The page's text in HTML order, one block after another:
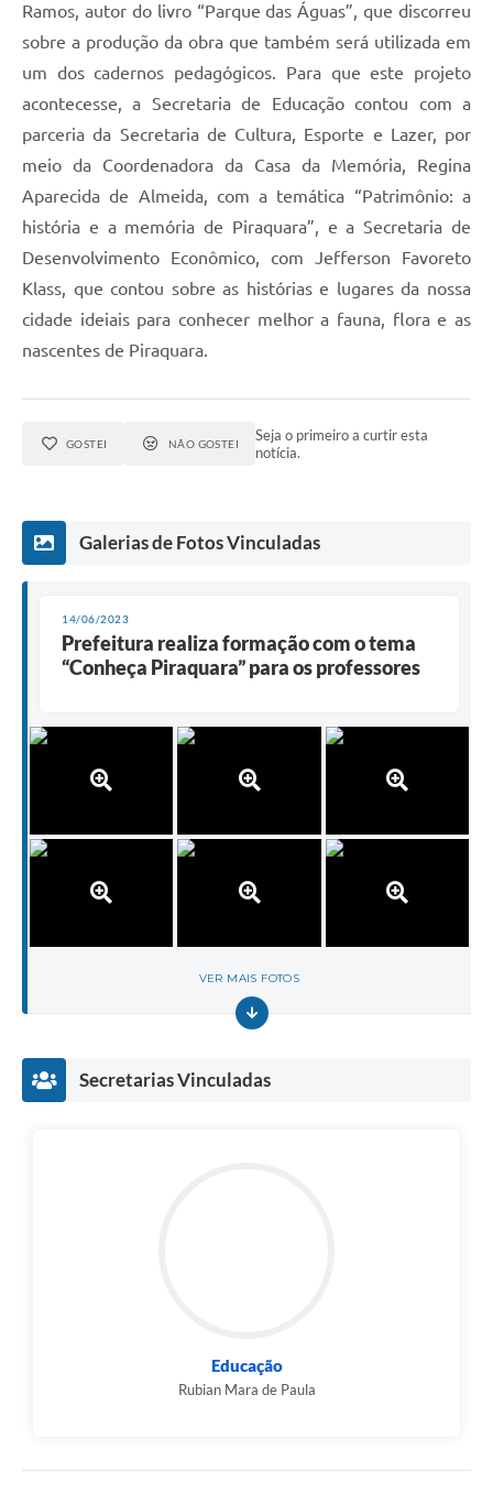
Ramos, autor do livro “Parque das Águas”, que discorreu
sobre a produção da obra que também será utilizada em
um dos cadernos pedagógicos. Para que este projeto
acontecesse, a Secretaria de Educação contou com a
parceria da Secretaria de Cultura, Esporte e Lazer, por
meio da Coordenadora da Casa da Memória, Regina
Aparecida de Almeida, com a temática “Patrimônio: a
história e a memória de Piraquara”, e a Secretaria de
Desenvolvimento Econômico, com Jefferson Favoreto
Klass, que contou sobre as histórias e lugares da nossa
cidade ideiais para conhecer melhor a fauna, flora e as
nascentes de Piraquara.
GOSTEI NÃO GOSTEI
Seja o primeiro a curtir esta
notícia.
Galerias de Fotos Vinculadas
14/06/2023
Prefeitura realiza formação com o tema
“Conheça Piraquara” para os professores
VER MAIS FOTOS
Secretarias Vinculadas
Educação
Rubian Mara de Paula